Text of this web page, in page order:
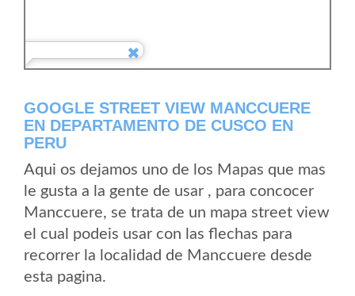
GOOGLE STREET VIEW MANCCUERE
EN DEPARTAMENTO DE CUSCO EN
PERU
Aqui os dejamos uno de los Mapas que mas
le gusta a la gente de usar , para concocer
Manccuere, se trata de un mapa street view
el cual podeis usar con las flechas para
recorrer la localidad de Manccuere desde
esta pagina.